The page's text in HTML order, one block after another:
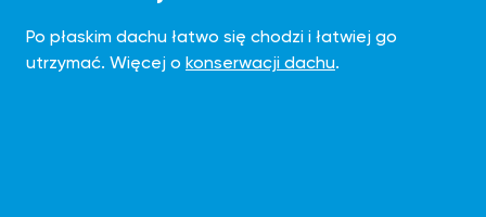
Po płaskim dachu łatwo się chodzi i łatwiej go
utrzymać. Więcej o konserwacji dachu.